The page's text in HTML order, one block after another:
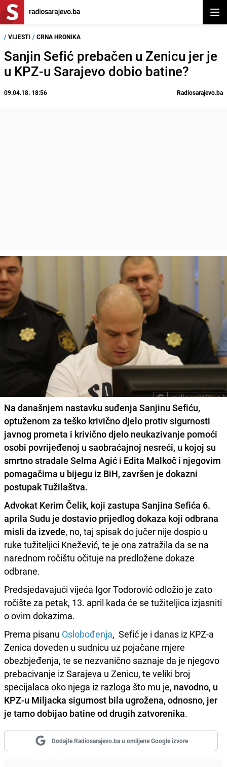
/ VIJESTI / CRNA HRONIKA
Sanjin Sefić prebačen u Zenicu jer je
u KPZ-u Sarajevo dobio batine?
09.04.18. 18:56 Radiosarajevo.ba
Na današnjem nastavku suđenja Sanjinu Sefiću,
optuženom za teško krivično djelo protiv sigurnosti
javnog prometa i krivično djelo neukazivanje pomoći
osobi povrijeđenoj u saobraćajnoj nesreći, u kojoj su
smrtno stradale Selma Agić i Edita Malkoč i njegovim
pomagačima u bijegu iz BiH, završen je dokazni
postupak Tužilaštva.
Advokat Kerim Čelik, koji zastupa Sanjina Sefića 6.
aprila Sudu je dostavio prijedlog dokaza koji odbrana
misli da izvede, no, taj spisak do jučer nije dospio u
ruke tužiteljici Knežević, te je ona zatražila da se na
narednom ročištu očituje na predložene dokaze
odbrane.
Predsjedavajući vijeća Igor Todorović odložio je zato
ročište za petak, 13. april kada će se tužiteljica izjasniti
o ovim dokazima.
Prema pisanu Oslobođenja, Sefić je i danas iz KPZ-a
Zenica doveden u sudnicu uz pojačane mjere
obezbjeđenja, te se nezvanično saznaje da je njegovo
prebacivanje iz Sarajeva u Zenicu, te veliki broj
specijalaca oko njega iz razloga što mu je, navodno, u
KPZ-u Miljacka sigurnost bila ugrožena, odnosno, jer
je tamo dobijao batine od drugih zatvorenika.
Dodajte Radiosarajevo.ba u omiljene Google izvore